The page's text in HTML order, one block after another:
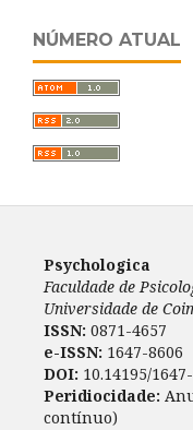
NÚMERO ATUAL
Psychologica
Faculdade de
Universidade de
ISSN: 0871-4657
e-ISSN: 1647-8606
DOI: 10.14195/
Peridiocidade:
contínuo)